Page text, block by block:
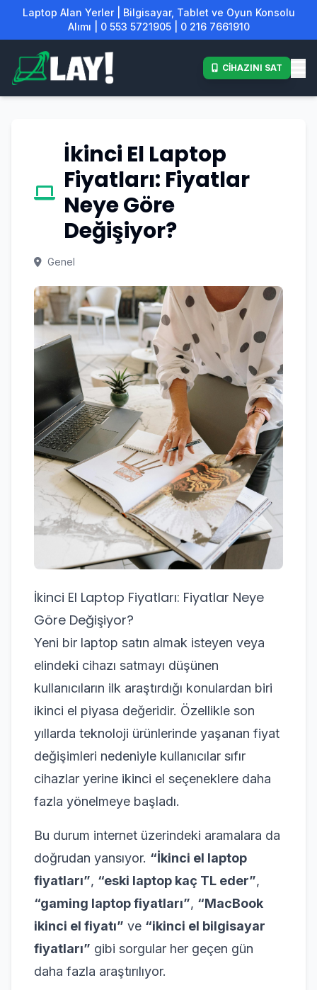
Laptop Alan Yerler | Bilgisayar, Tablet ve Oyun Konsolu
Alımı | 0 553 5721905 | 0 216 7661910
CİHAZINI SAT
İkinci El Laptop
Fiyatları: Fiyatlar
Neye Göre
Değişiyor?
Genel
İkinci El Laptop Fiyatları: Fiyatlar Neye
Göre Değişiyor?
Yeni bir laptop satın almak isteyen veya
elindeki cihazı satmayı düşünen
kullanıcıların ilk araştırdığı konulardan biri
ikinci el piyasa değeridir. Özellikle son
yıllarda teknoloji ürünlerinde yaşanan fiyat
değişimleri nedeniyle kullanıcılar sıfır
cihazlar yerine ikinci el seçeneklere daha
fazla yönelmeye başladı.
Bu durum internet üzerindeki aramalara da
doğrudan yansıyor. “İkinci el laptop
fiyatları”, “eski laptop kaç TL eder”,
“gaming laptop fiyatları”, “MacBook
ikinci el fiyatı” ve “ikinci el bilgisayar
fiyatları” gibi sorgular her geçen gün
daha fazla araştırılıyor.